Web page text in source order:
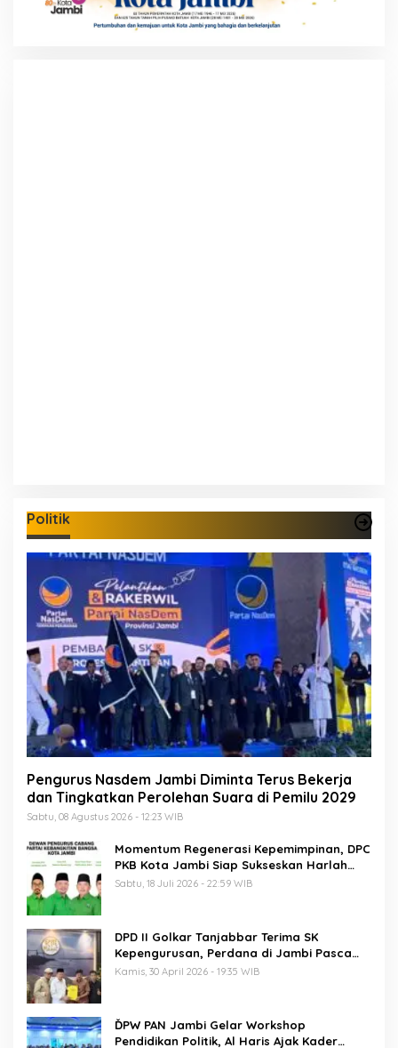
Politik
Pengurus Nasdem Jambi Diminta Terus Bekerja
dan Tingkatkan Perolehan Suara di Pemilu 2029
Sabtu, 08 Agustus 2026 - 12:23 WIB
Momentum Regenerasi Kepemimpinan, DPC
PKB Kota Jambi Siap Sukseskan Harlah
PKB ke-28
Sabtu, 18 Juli 2026 - 22:59 WIB
DPD II Golkar Tanjabbar Terima SK
Kepengurusan, Perdana di Jambi Pasca
Musda
Kamis, 30 April 2026 - 19:35 WIB
ĎPW PAN Jambi Gelar Workshop
Pendidikan Politik, Al Haris Ajak Kader